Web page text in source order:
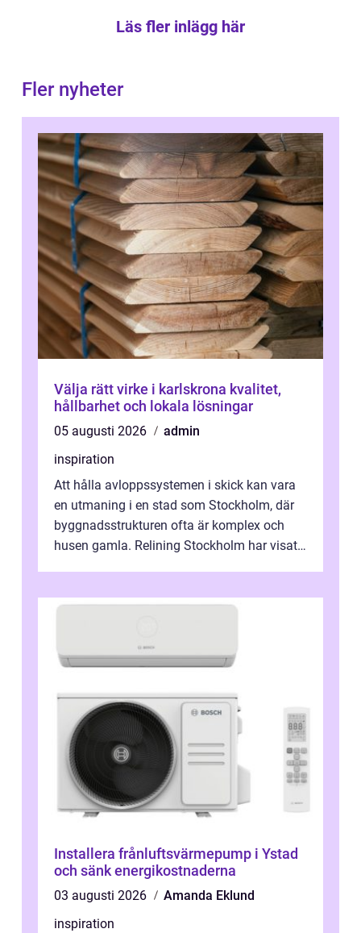
Läs fler inlägg här
Fler nyheter
Välja rätt virke i karlskrona kvalitet,
hållbarhet och lokala lösningar
05 augusti 2026
admin
inspiration
Att hålla avloppssystemen i skick kan vara
en utmaning i en stad som Stockholm, där
byggnadsstrukturen ofta är komplex och
husen gamla. Relining Stockholm har visat
Installera frånluftsvärmepump i Ystad
och sänk energikostnaderna
03 augusti 2026
Amanda Eklund
inspiration